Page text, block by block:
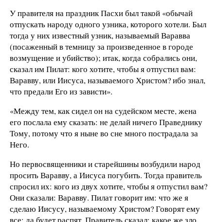
У правителя на праздник Пасхи был такой «обычай
отпускать народу одного узника, которого хотели. Был
тогда у них известный узник, называемый Варавва
(посаженный в темницу за произведенное в городе
возмущение и убийство); итак, когда собрались они,
сказал им Пилат: кого хотите, чтобы я отпустил вам:
Варавву, или Иисуса, называемого Христом? ибо знал,
что предали Его из зависти».
«Между тем, как сидел он на судейском месте, жена
его послала ему сказать: не делай ничего Праведнику
Тому, потому что я ныне во сне много пострадала за
Него.
Но первосвященники и старейшины возбудили народ
просить Варавву, а Иисуса погубить. Тогда правитель
спросил их: кого из двух хотите, чтобы я отпустил вам?
Они сказали: Варавву. Пилат говорит им: что же я
сделаю Иисусу, называемому Христом? Говорят ему
все: да будет распят. Правитель сказал: какое же зло